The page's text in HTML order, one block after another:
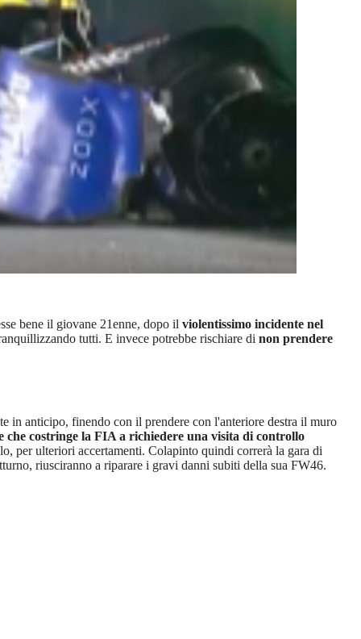
bene il giovane 21enne, dopo il violentissimo incidente nel
tutti. E invece potrebbe rischiare di non prendere
in anticipo, finendo con il prendere con l'anteriore destra il muro
che costringe la FIA a richiedere una visita di controllo
per ulteriori accertamenti. Colapinto quindi correrà la gara di
riusciranno a riparare i gravi danni subiti della sua FW46.